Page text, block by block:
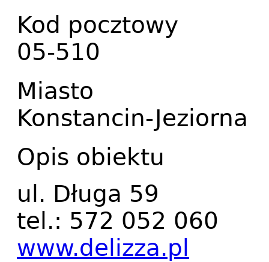
Kod pocztowy
05-510
Miasto
Konstancin-Jeziorna
Opis obiektu
ul. Długa 59
tel.: 572 052 060
www.delizza.pl